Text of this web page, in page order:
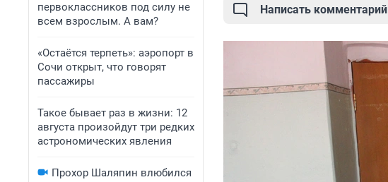
первоклассников под силу не
всем взрослым. А вам?
«Остаётся терпеть»: аэропорт в
Сочи открыт, что говорят
пассажиры
Такое бывает раз в жизни: 12
августа произойдут три редких
астрономических явления
Прохор Шаляпин влюбился
Написать комментарий